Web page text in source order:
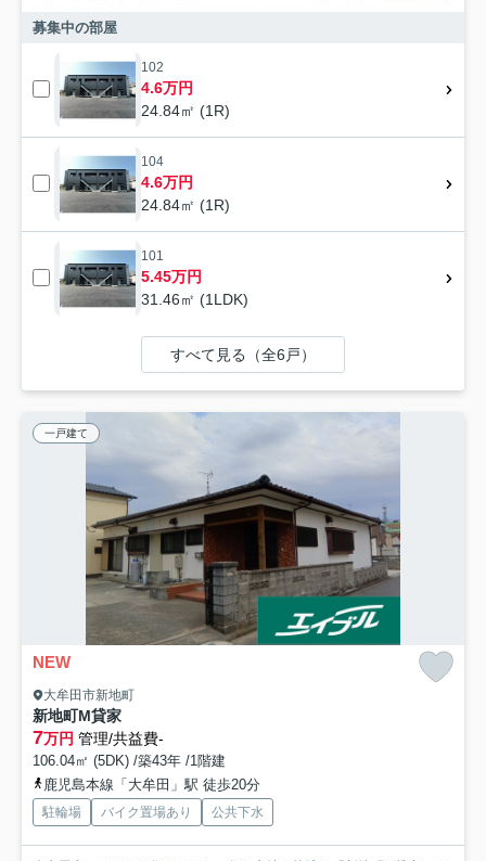
募集中の部屋
102
4.6万円
24.84㎡ (1R)
104
4.6万円
24.84㎡ (1R)
101
5.45万円
31.46㎡ (1LDK)
すべて見る（全6戸）
一戸建て
NEW
大牟田市新地町
新地町M貸家
7万円 管理/共益費-
106.04㎡ (5DK) /築43年 /1階建
鹿児島本線「大牟田」駅 徒歩20分
駐輪場 バイク置場あり 公共下水